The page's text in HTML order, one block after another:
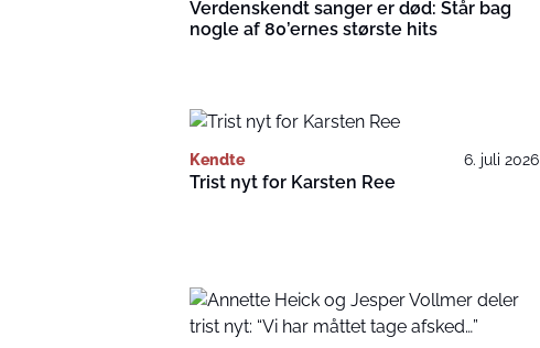
Verdenskendt sanger er død: Står bag
nogle af 80’ernes største hits
Kendte 6. juli 2026
Trist nyt for Karsten Ree